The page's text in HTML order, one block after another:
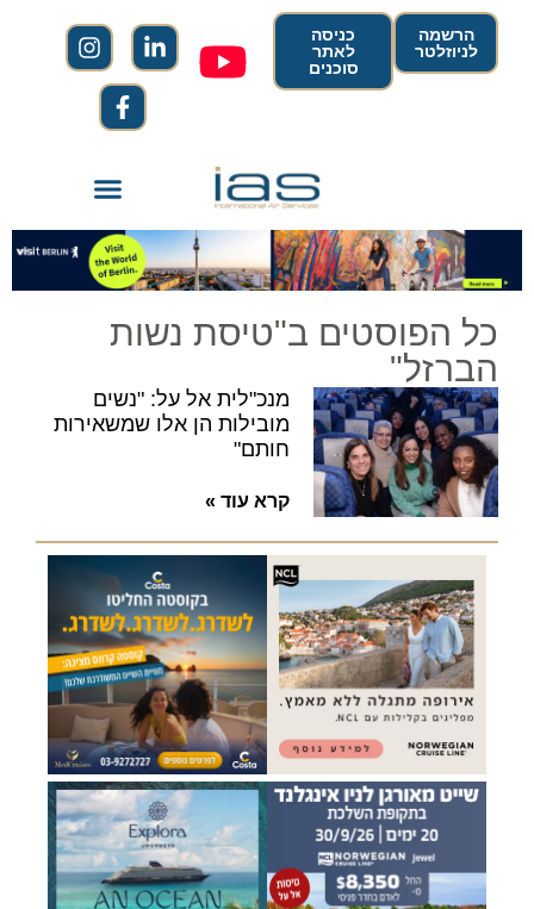
הרשמה
לניוזלטר
כניסה
לאתר
סוכנים
כל הפוסטים ב"טיסת נשות
הברזל"
מנכ"לית אל על: "נשים
מובילות הן אלו שמשאירות
חותם"
קרא עוד »